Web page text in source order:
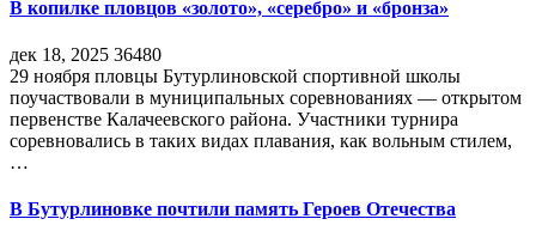
В копилке пловцов «золото», «серебро» и «бронза»
дек 18, 2025 36480
29 ноября пловцы Бутурлиновской спортивной школы
поучаствовали в муниципальных соревнованиях — открытом
первенстве Калачеевского района. Участники турнира
соревновались в таких видах плавания, как вольным стилем,
…
В Бутурлиновке почтили память Героев Отечества